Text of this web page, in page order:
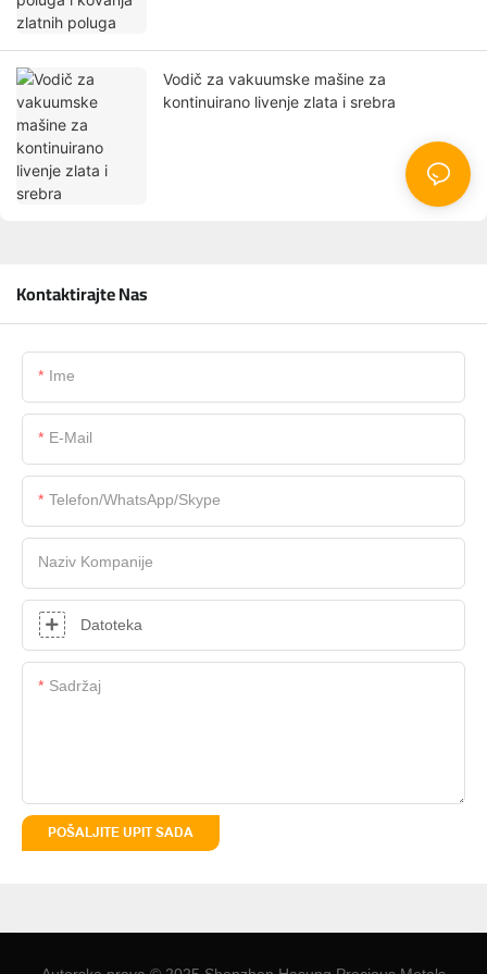
Vodič za vakuumske mašine za
kontinuirano livenje zlata i srebra
Kontaktirajte Nas
Ime
E-Mail
Telefon/WhatsApp/Skype
Naziv Kompanije
Datoteka
Sadržaj
POŠALJITE UPIT SADA